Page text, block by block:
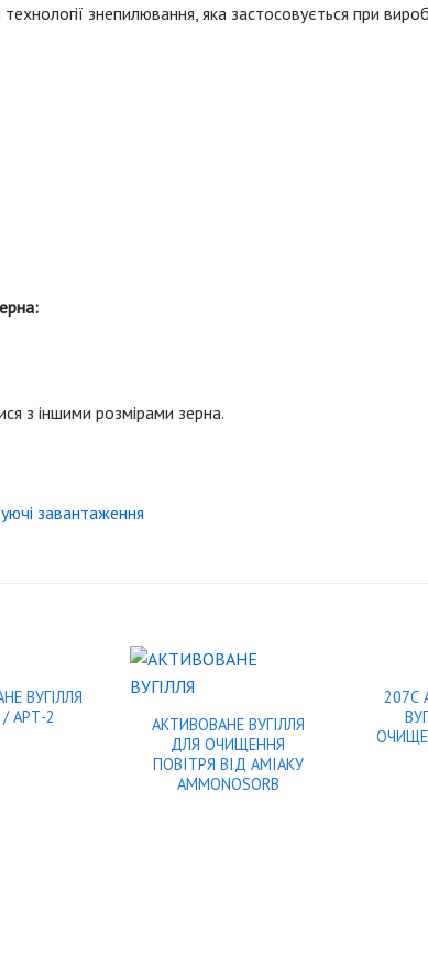
знепилювання, яка застосовується при
з іншими розмірами зерна.
завантаження
ВУГІЛЛЯ
АРТ-2
АКТИВОВАНЕ ВУГІЛЛЯ
ДЛЯ ОЧИЩЕННЯ
ПОВІТРЯ ВІД АМІАКУ
AMMONOSORB
207С